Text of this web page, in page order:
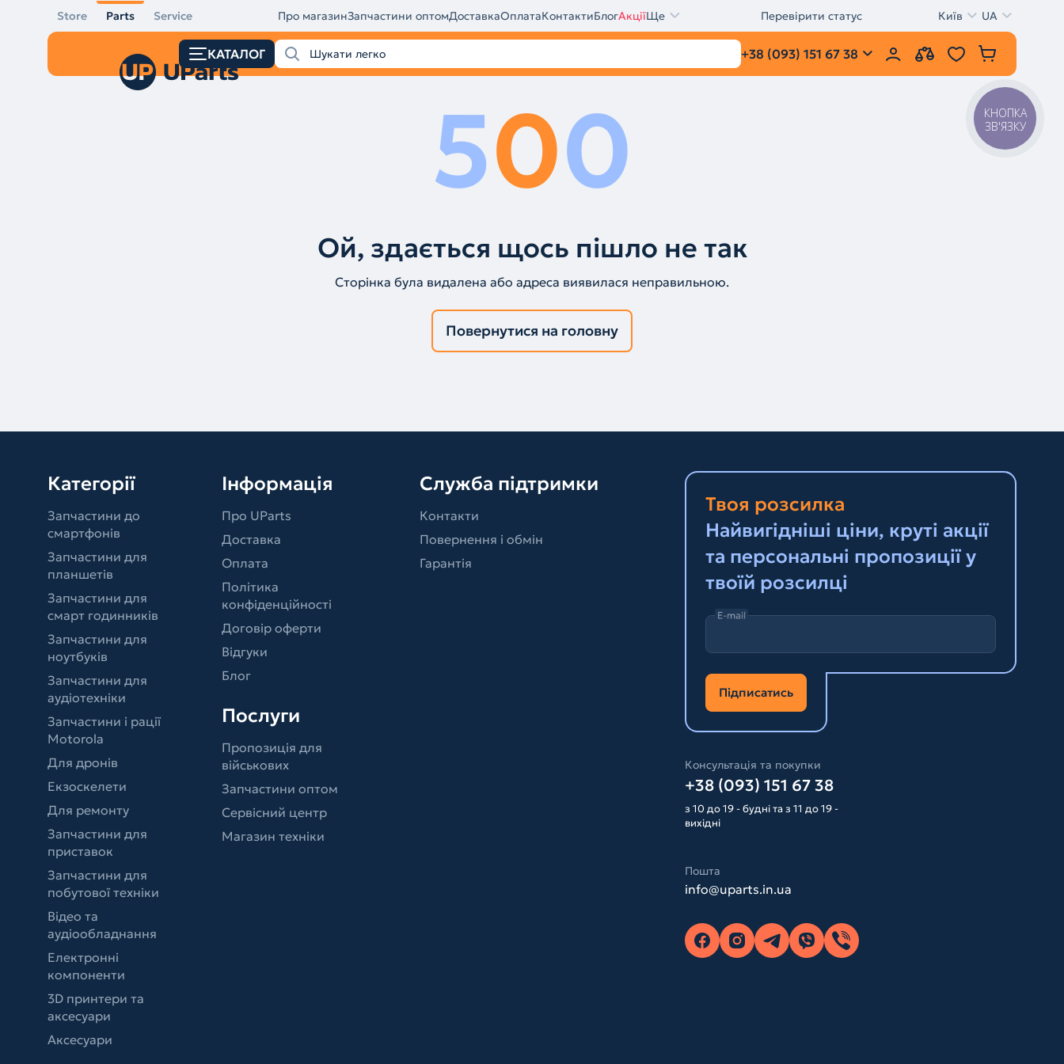
Store Parts Service Про магазинЗапчастини оптомДоставкаОплатаКонтактиБлогАкціїЩе Перевірити статус Київ UA
КАТАЛОГ +38 (093) 151 67 38
500
Ой, здається щось пішло не так
Сторінка була видалена або адреса виявилася неправильною.
Повернутися на головну
Категорії
Запчастини до
смартфонів
Запчастини для
планшетів
Запчастини для
смарт годинників
Запчастини для
ноутбуків
Запчастини для
аудіотехніки
Запчастини і рації
Motorola
Для дронів
Екзоскелети
Для ремонту
Запчастини для
приставок
Запчастини для
побутової техніки
Відео та
аудіообладнання
Електронні
компоненти
3D принтери та
аксесуари
Аксесуари
Інформація
Про UParts
Доставка
Оплата
Політика
конфіденційності
Договір оферти
Відгуки
Блог
Послуги
Пропозиція для
військових
Запчастини оптом
Сервісний центр
Магазин техніки
Служба підтримки
Контакти
Повернення і обмін
Гарантія
Твоя розсилка
Найвигідніші ціни, круті акції
та персональні пропозиції у
твоїй розсилці
E-mail
Підписатись
Консультація та покупки
+38 (093) 151 67 38
з 10 до 19 - будні та з 11 до 19 -
вихідні
Пошта
info@uparts.in.ua
КНОПКА
ЗВ'ЯЗКУ